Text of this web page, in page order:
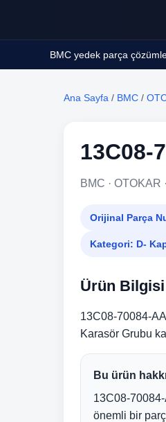
BMC yedek parça
Ana Sayfa / BMC /
13C08-
BMC · OTOKAR
Orijinal Parça
Kategori: D-
Ürün Bilgisi
13C08-70084-
Karasör Grubu
Bu ürün
13C08-
önemli bir